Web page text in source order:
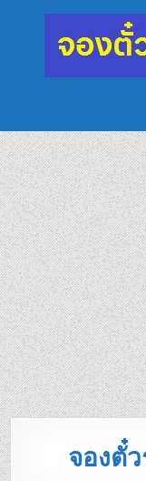
จองตั๋วรถไฟ
นั่งรถไฟเที่ยวประเทศล
จองตั๋